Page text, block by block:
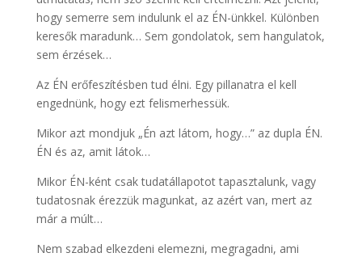
hogy semerre sem indulunk el az ÉN-ünkkel. Különben
keresők maradunk… Sem gondolatok, sem hangulatok,
sem érzések…
Az ÉN erőfeszítésben tud élni. Egy pillanatra el kell
engednünk, hogy ezt felismerhessük.
Mikor azt mondjuk „Én azt látom, hogy…” az dupla ÉN.
ÉN és az, amit látok…
Mikor ÉN-ként csak tudatállapotot tapasztalunk, vagy
tudatosnak érezzük magunkat, az azért van, mert az
már a múlt…
Nem szabad elkezdeni elemezni, megragadni, ami